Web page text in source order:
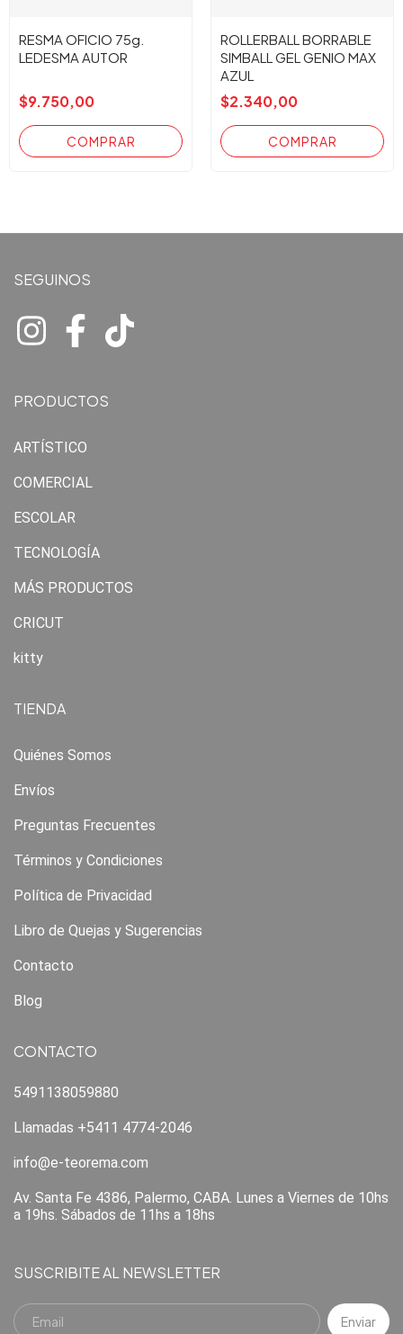
RESMA OFICIO 75g.
LEDESMA AUTOR
$9.750,00
ROLLERBALL BORRABLE
SIMBALL GEL GENIO MAX
AZUL
$2.340,00
SEGUINOS
PRODUCTOS
ARTÍSTICO
COMERCIAL
ESCOLAR
TECNOLOGÍA
MÁS PRODUCTOS
CRICUT
kitty
TIENDA
Quiénes Somos
Envíos
Preguntas Frecuentes
Términos y Condiciones
Política de Privacidad
Libro de Quejas y Sugerencias
Contacto
Blog
CONTACTO
5491138059880
Llamadas +5411 4774-2046
info@e-teorema.com
Av. Santa Fe 4386, Palermo, CABA. Lunes a Viernes de 10hs
a 19hs. Sábados de 11hs a 18hs
SUSCRIBITE AL NEWSLETTER